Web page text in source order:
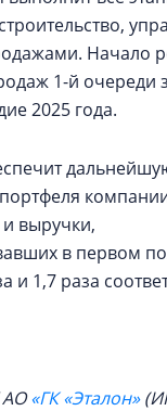
Начало
1-й очереди
2025 года.
выручки,
в первом
и 1,7 раза
АО«ГК «Эталон»